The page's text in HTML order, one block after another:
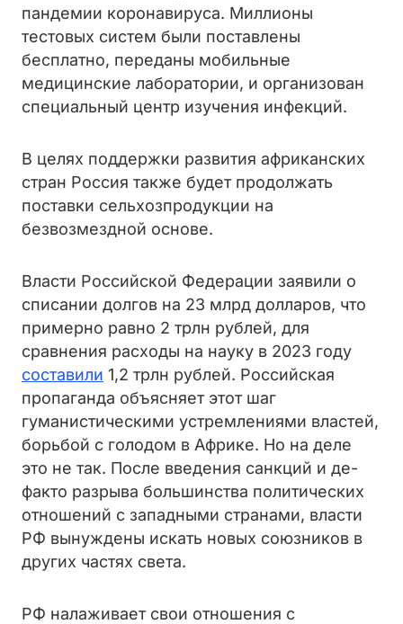
пандемии коронавируса. Миллионы
тестовых систем были поставлены
бесплатно, переданы мобильные
медицинские лаборатории, и организован
специальный центр изучения инфекций.
В целях поддержки развития африканских
стран Россия также будет продолжать
поставки сельхозпродукции на
безвозмездной основе.
Власти Российской Федерации заявили о
списании долгов на 23 млрд долларов, что
примерно равно 2 трлн рублей, для
сравнения расходы на науку в 2023 году
составили 1,2 трлн рублей. Российская
пропаганда объясняет этот шаг
гуманистическими устремлениями властей,
борьбой с голодом в Африке. Но на деле
это не так. После введения санкций и де-
факто разрыва большинства политических
отношений с западными странами, власти
РФ вынуждены искать новых союзников в
других частях света.
РФ налаживает свои отношения с